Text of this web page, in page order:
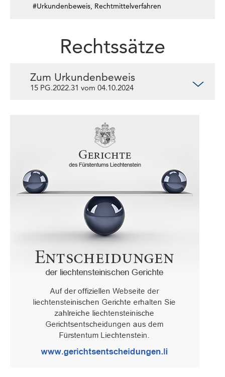
#Urkundenbeweis, Rechtmittelverfahren
Rechtssätze
Zum Urkundenbeweis
15 PG.2022.31 vom 04.10.2024